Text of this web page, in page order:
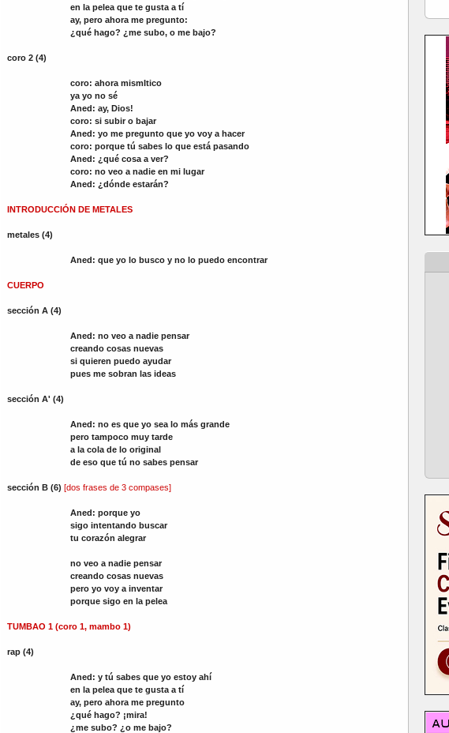
en la pelea que te gusta a tí
ay, pero ahora me pregunto:
¿qué hago? ¿me subo, o me bajo?
coro 2 (4)
coro: ahora mismItico
ya yo no sé
Aned: ay, Dios!
coro: si subir o bajar
Aned: yo me pregunto que yo voy a hacer
coro: porque tú sabes lo que está pasando
Aned: ¿qué cosa a ver?
coro: no veo a nadie en mi lugar
Aned: ¿dónde estarán?
INTRODUCCIÓN DE METALES
metales (4)
Aned: que yo lo busco y no lo puedo encontrar
CUERPO
sección A (4)
Aned: no veo a nadie pensar
creando cosas nuevas
si quieren puedo ayudar
pues me sobran las ideas
sección A' (4)
Aned: no es que yo sea lo más grande
pero tampoco muy tarde
a la cola de lo original
de eso que tú no sabes pensar
sección B (6) [dos frases de 3 compases]
Aned: porque yo
sigo intentando buscar
tu corazón alegrar
no veo a nadie pensar
creando cosas nuevas
pero yo voy a inventar
porque sigo en la pelea
TUMBAO 1 (coro 1, mambo 1)
rap (4)
Aned: y tú sabes que yo estoy ahí
en la pelea que te gusta a tí
ay, pero ahora me pregunto
¿qué hago? ¡mira!
¿me subo? ¿o me bajo?